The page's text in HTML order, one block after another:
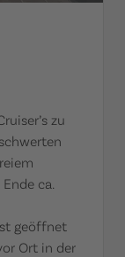
zu
ca.
geöffnet
Ort in der